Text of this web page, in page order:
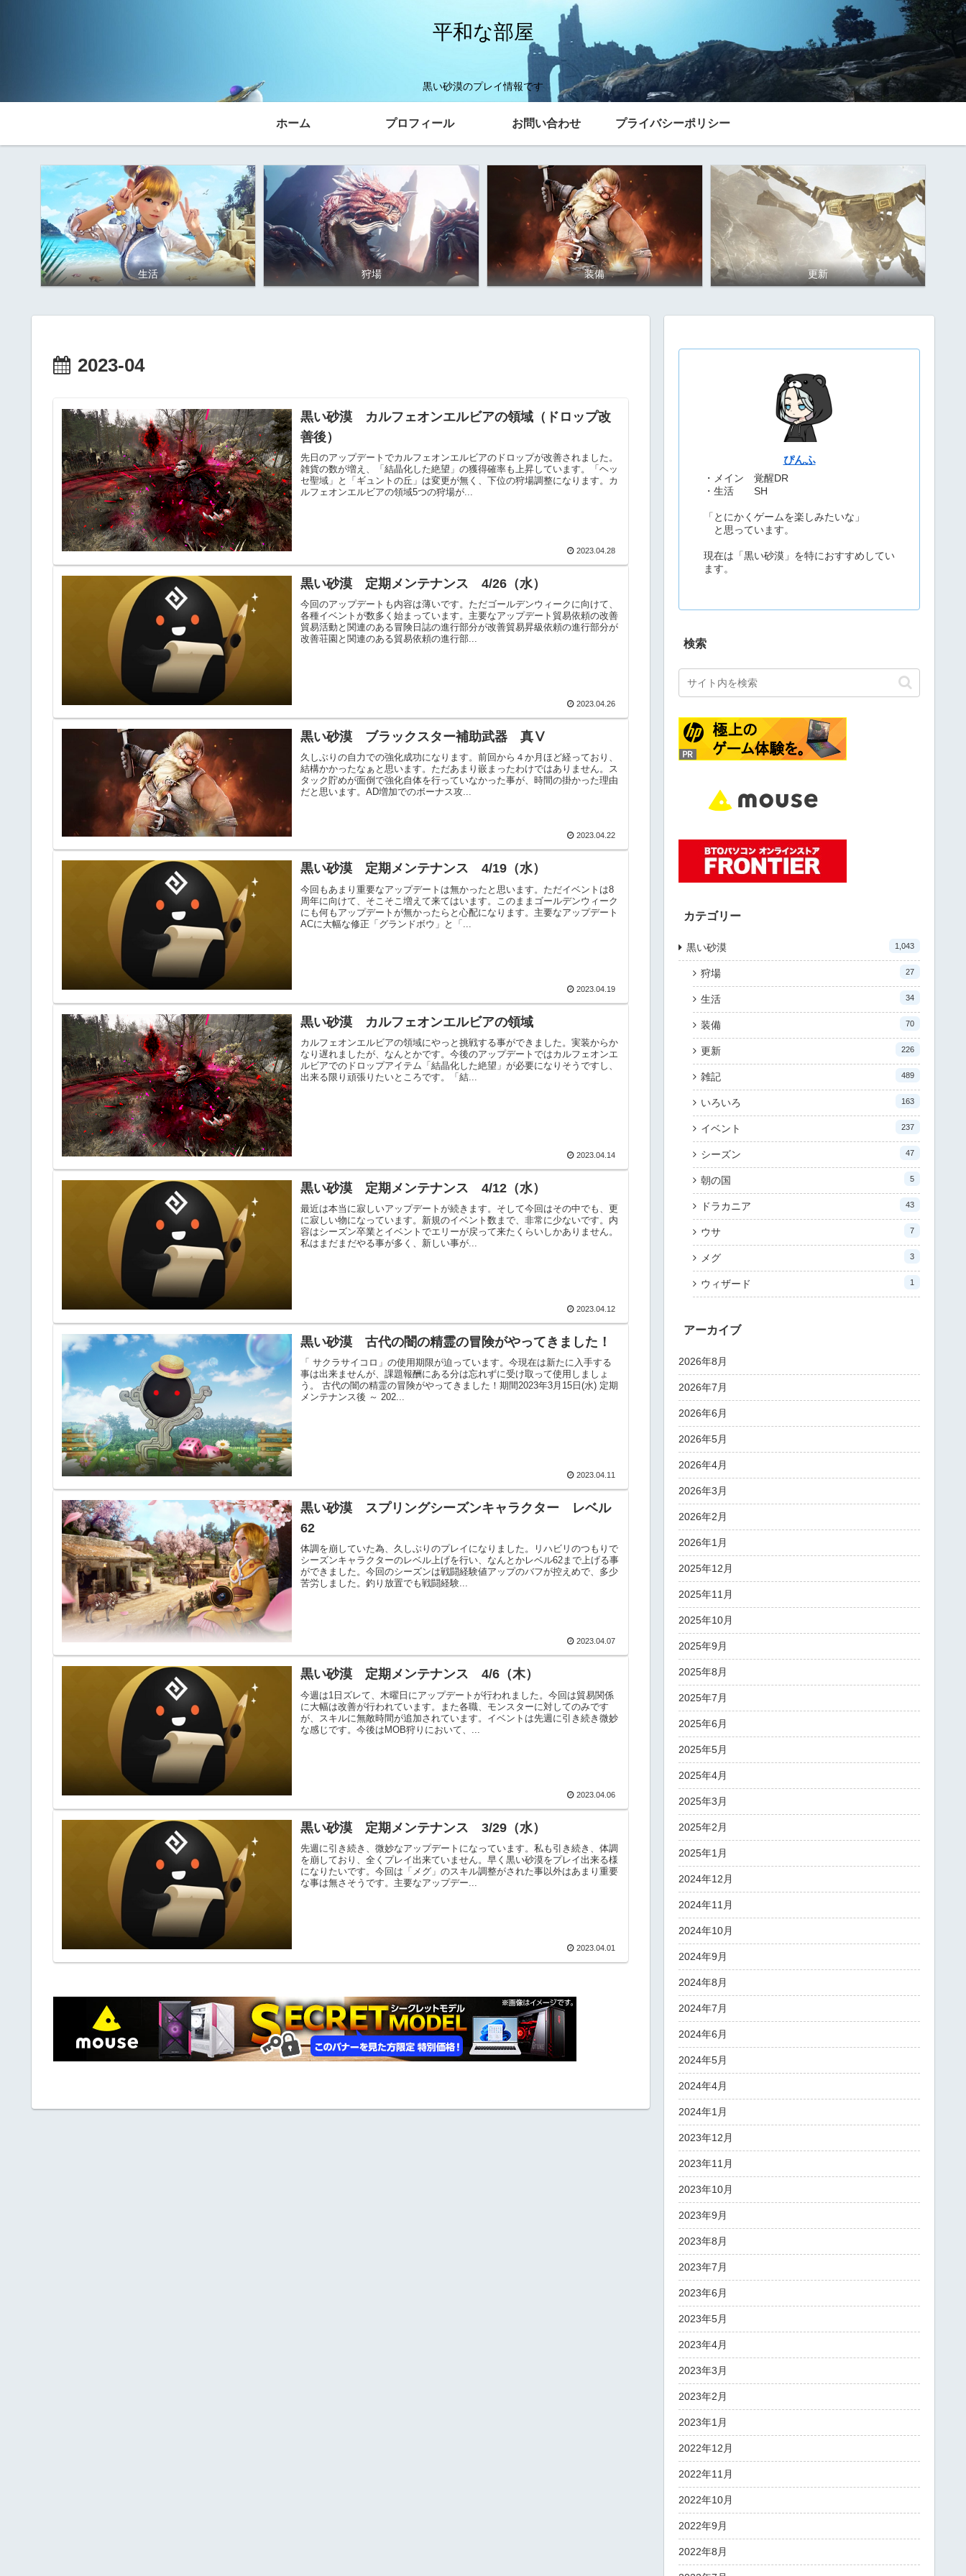
平和な部屋
黒い砂漠のプレイ情報です
ホーム プロフィール お問い合わせ プライバシーポリシー
生活 狩場 装備 更新
2023-04
黒い砂漠 カルフェオンエルビアの領域（ドロップ改
善後）
先日のアップデートでカルフェオンエルビアのドロップが改善されました。
雑貨の数が増え、「結晶化した絶望」の獲得確率も上昇しています。「ヘッ
セ聖域」と「ギュントの丘」は変更が無く、下位の狩場調整になります。カ
ルフェオンエルビアの領域5つの狩場が...
2023.04.28
黒い砂漠 定期メンテナンス 4/26（水）
今回のアップデートも内容は薄いです。ただゴールデンウィークに向けて、
各種イベントが数多く始まっています。主要なアップデート貿易依頼の改善
貿易活動と関連のある冒険日誌の進行部分が改善貿易昇級依頼の進行部分が
改善荘園と関連のある貿易依頼の進行部...
2023.04.26
黒い砂漠 ブラックスター補助武器 真Ⅴ
久しぶりの自力での強化成功になります。前回から４か月ほど経っており、
結構かかったなぁと思います。ただあまり嵌まったわけではありません。ス
タック貯めが面倒で強化自体を行っていなかった事が、時間の掛かった理由
だと思います。AD増加でのボーナス攻...
2023.04.22
黒い砂漠 定期メンテナンス 4/19（水）
今回もあまり重要なアップデートは無かったと思います。ただイベントは8
周年に向けて、そこそこ増えて来てはいます。このままゴールデンウィーク
にも何もアップデートが無かったらと心配になります。主要なアップデート
ACに大幅な修正「グランドボウ」と「...
2023.04.19
黒い砂漠 カルフェオンエルビアの領域
カルフェオンエルビアの領域にやっと挑戦する事ができました。実装からか
なり遅れましたが、なんとかです。今後のアップデートではカルフェオンエ
ルビアでのドロップアイテム「結晶化した絶望」が必要になりそうですし、
出来る限り頑張りたいところです。「結...
2023.04.14
黒い砂漠 定期メンテナンス 4/12（水）
最近は本当に寂しいアップデートが続きます。そして今回はその中でも、更
に寂しい物になっています。新規のイベント数まで、非常に少ないです。内
容はシーズン卒業とイベントでエリーが戻って来たくらいしかありません。
私はまだまだやる事が多く、新しい事が...
2023.04.12
黒い砂漠 古代の闇の精霊の冒険がやってきました！
「 サクラサイコロ」の使用期限が迫っています。今現在は新たに入手する
事は出来ませんが、課題報酬にある分は忘れずに受け取って使用しましょ
う。 古代の闇の精霊の冒険がやってきました！期間2023年3月15日(水) 定期
メンテナンス後 ～ 202...
2023.04.11
黒い砂漠 スプリングシーズンキャラクター レベル
62
体調を崩していた為、久しぶりのプレイになりました。リハビリのつもりで
シーズンキャラクターのレベル上げを行い、なんとかレベル62まで上げる事
ができました。今回のシーズンは戦闘経験値アップのバフが控えめで、多少
苦労しました。釣り放置でも戦闘経験...
2023.04.07
黒い砂漠 定期メンテナンス 4/6（木）
今週は1日ズレて、木曜日にアップデートが行われました。今回は貿易関係
に大幅は改善が行われています。また各職、モンスターに対してのみです
が、スキルに無敵時間が追加されています。イベントは先週に引き続き微妙
な感じです。今後はMOB狩りにおいて、...
2023.04.06
黒い砂漠 定期メンテナンス 3/29（水）
先週に引き続き、微妙なアップデートになっています。私も引き続き、体調
を崩しており、全くプレイ出来ていません。早く黒い砂漠をプレイ出来る様
になりたいです。今回は「メグ」のスキル調整がされた事以外はあまり重要
な事は無さそうです。主要なアップデー...
2023.04.01
ぴんふ
・メイン 覚醒DR
・生活 SH
「とにかくゲームを楽しみたいな」
と思っています。
現在は「黒い砂漠」を特におすすめしてい
ます。
検索
カテゴリー
黒い砂漠 1,043
狩場 27
生活 34
装備 70
更新 226
雑記 489
いろいろ 163
イベント 237
シーズン 47
朝の国 5
ドラカニア 43
ウサ 7
メグ 3
ウィザード 1
アーカイブ
2026年8月
2026年7月
2026年6月
2026年5月
2026年4月
2026年3月
2026年2月
2026年1月
2025年12月
2025年11月
2025年10月
2025年9月
2025年8月
2025年7月
2025年6月
2025年5月
2025年4月
2025年3月
2025年2月
2025年1月
2024年12月
2024年11月
2024年10月
2024年9月
2024年8月
2024年7月
2024年6月
2024年5月
2024年4月
2024年1月
2023年12月
2023年11月
2023年10月
2023年9月
2023年8月
2023年7月
2023年6月
2023年5月
2023年4月
2023年3月
2023年2月
2023年1月
2022年12月
2022年11月
2022年10月
2022年9月
2022年8月